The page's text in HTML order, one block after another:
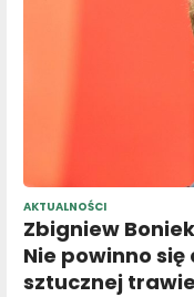
AKTUALNOŚCI
Zbigniew
Nie powinno
sztucznej trawie